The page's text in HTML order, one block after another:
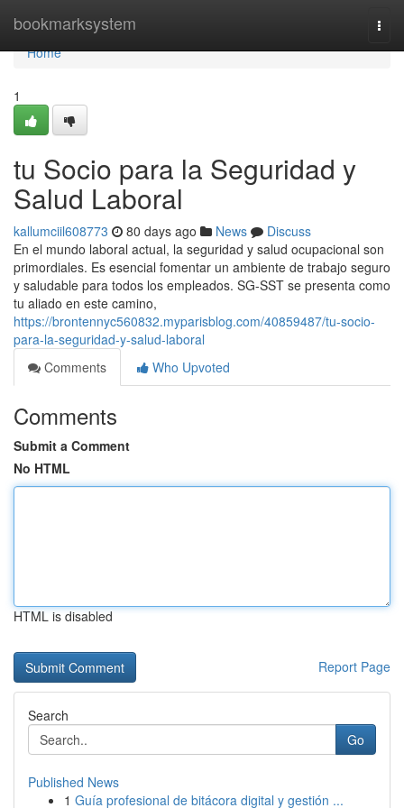
bookmarksystem
Home
Home
1
tu Socio para la Seguridad y
Salud Laboral
kallumciil608773 80 days ago News
Discuss
En el mundo laboral actual, la seguridad y salud ocupacional son
primordiales. Es esencial fomentar un ambiente de trabajo seguro
y saludable para todos los empleados. SG-SST se presenta como
tu aliado en este camino,
https://brontennyc560832.myparisblog.com/40859487/tu-socio-
para-la-seguridad-y-salud-laboral
Comments
Who Upvoted
Comments
Submit a Comment
No HTML
HTML is disabled
Report Page
Search
Go
Published News
1 Guía profesional de bitácora digital y gestión ...